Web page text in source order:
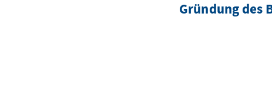
Gründung des